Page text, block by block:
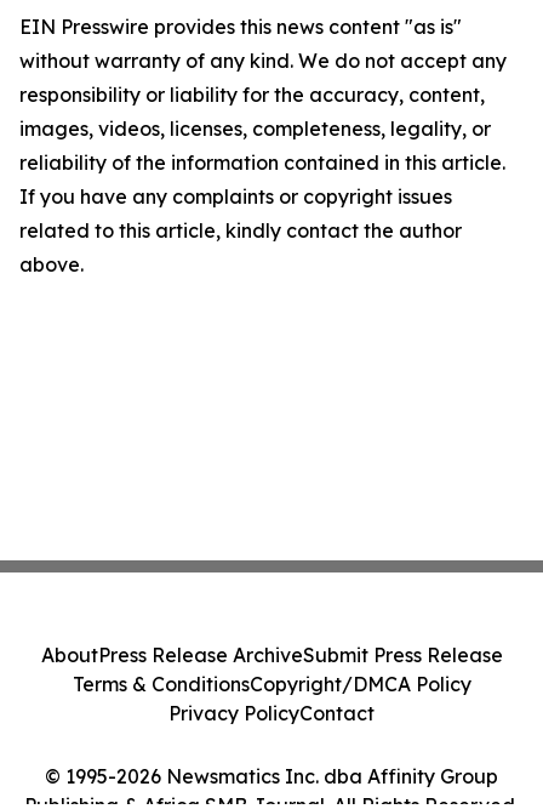
EIN Presswire provides this news content "as is"
without warranty of any kind. We do not accept any
responsibility or liability for the accuracy, content,
images, videos, licenses, completeness, legality, or
reliability of the information contained in this article.
If you have any complaints or copyright issues
related to this article, kindly contact the author
above.
© 1995-2026 Newsmatics Inc. dba Affinity Group
AboutPress Release ArchiveSubmit Press Release
Terms & ConditionsCopyright/DMCA Policy
Privacy PolicyContact